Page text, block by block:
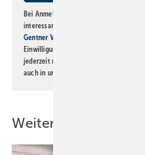
Bei Anmeldung zu diesem Newsletter
interessante Verlags- und Online-
Gentner Verlag GmbH & Co. KG
Einwilligung kann ich jederzeit
jederzeit möglich. Informationen zum
auch in unserer
Weitere Inhalte